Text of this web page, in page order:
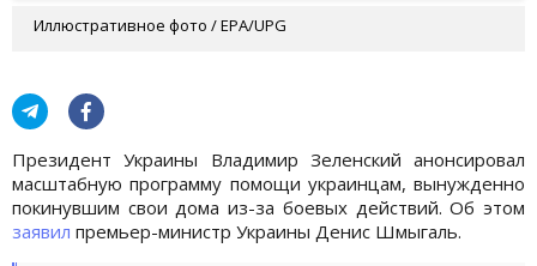
Иллюстративное фото / EPA/UPG
Президент Украины Владимир Зеленский анонсировал
масштабную программу помощи украинцам, вынужденно
покинувшим свои дома из-за боевых действий. Об этом
заявил премьер-министр Украины Денис Шмыгаль.